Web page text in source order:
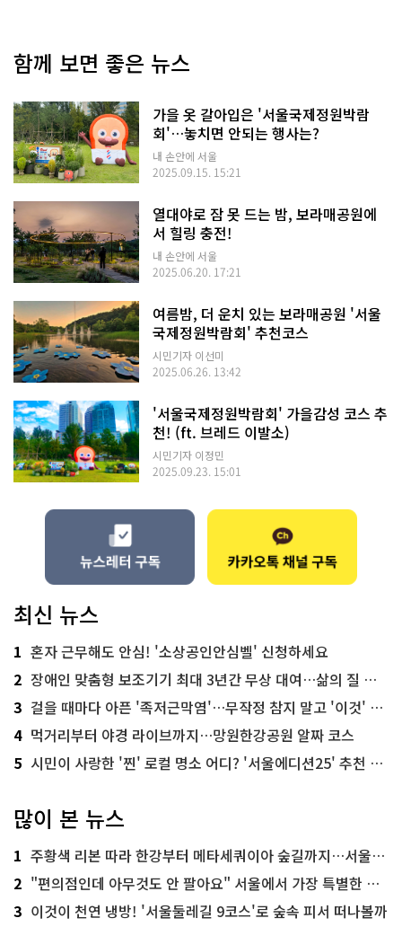
함께 보면 좋은 뉴스
가을 옷 갈아입은 '서울국제정원박람
회'…놓치면 안되는 행사는?
내 손안에 서울
2025.09.15. 15:21
열대야로 잠 못 드는 밤, 보라매공원에
서 힐링 충전!
내 손안에 서울
2025.06.20. 17:21
여름밤, 더 운치 있는 보라매공원 '서울
국제정원박람회' 추천코스
시민기자 이선미
2025.06.26. 13:42
'서울국제정원박람회' 가을감성 코스 추
천! (ft. 브레드 이발소)
시민기자 이정민
2025.09.23. 15:01
최신 뉴스
1 혼자 근무해도 안심! '소상공인안심벨' 신청하세요
2 장애인 맞춤형 보조기기 최대 3년간 무상 대여…삶의 질 높인다
3 걸을 때마다 아픈 '족저근막염'…무작정 참지 말고 '이것' 해보세요!
4 먹거리부터 야경 라이브까지…망원한강공원 알짜 코스
5 시민이 사랑한 '찐' 로컬 명소 어디? '서울에디션25' 추천 코스
많이 본 뉴스
1 주황색 리본 따라 한강부터 메타세쿼이아 숲길까지…서울둘레길 15코스
2 "편의점인데 아무것도 안 팔아요" 서울에서 가장 특별한 편의점의 정체
3 이것이 천연 냉방! '서울둘레길 9코스'로 숲속 피서 떠나볼까